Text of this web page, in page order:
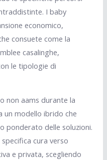
I baby
economico,
consuete come la
casalinghe,
le tipologie di
non aams durante la
un modello ibrido che
ponderato delle soluzioni.
cura verso
e privata, scegliendo